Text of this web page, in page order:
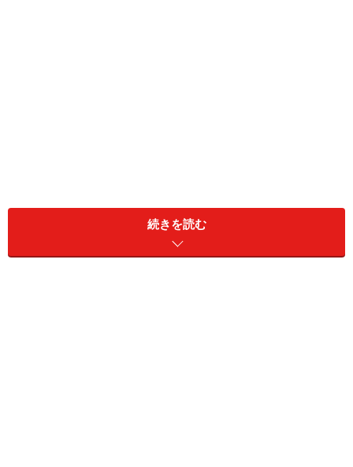
腰痛や肩こり、ひざ痛といった様々な体の不調に共通し
てみられるのは骨盤の傾きです。背骨の土台ともなる骨
続きを読む